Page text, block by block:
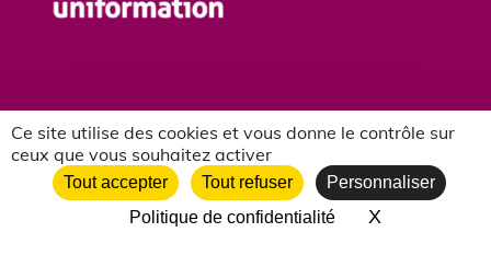
Ce site utilise des cookies et vous donne le contrôle sur
ceux que vous souhaitez activer
Tout accepter Tout refuser
Personnaliser
Politique de confidentialité
XMasquer le
NOS PARTENAIRES ASSOCIATIFS